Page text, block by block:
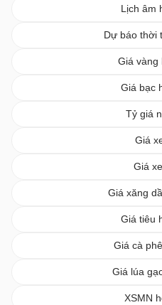
Lịch âm
Dự báo thời
Giá vàng
Giá bạc
Tỷ giá
Giá
Giá
Giá xăng
Giá tiêu
Giá cà
Giá lúa
XSMN